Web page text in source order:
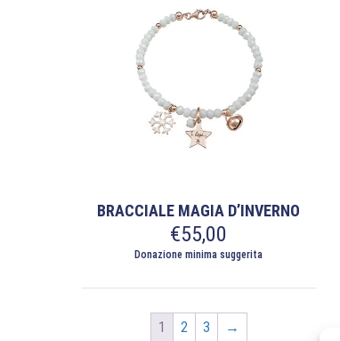
BRACCIALE MAGIA D’INVERNO
€55,00
Donazione minima suggerita
1 2 3 →